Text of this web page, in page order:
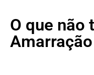
O que não